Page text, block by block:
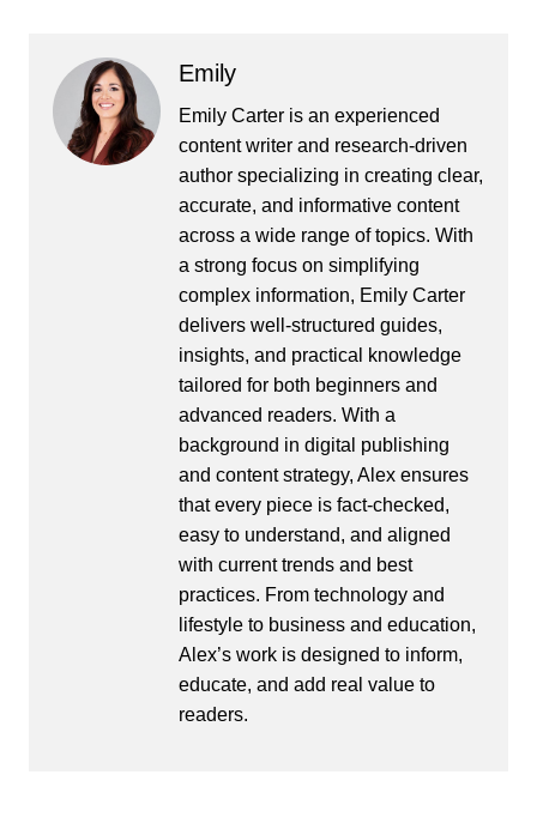
Emily
Emily Carter is an experienced
content writer and research-driven
author specializing in creating clear,
accurate, and informative content
across a wide range of topics. With
a strong focus on simplifying
complex information, Emily Carter
delivers well-structured guides,
insights, and practical knowledge
tailored for both beginners and
advanced readers. With a
background in digital publishing
and content strategy, Alex ensures
that every piece is fact-checked,
easy to understand, and aligned
with current trends and best
practices. From technology and
lifestyle to business and education,
Alex’s work is designed to inform,
educate, and add real value to
readers.